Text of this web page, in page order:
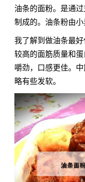
油条的面粉。是通
制成的。油条粉由小
我了解到做油条最
较高的面筋质量和
嚼劲，口感更佳。
略有些发软。